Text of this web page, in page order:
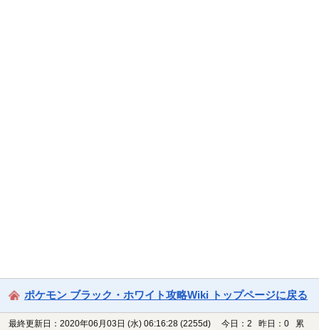
ポケモン ブラック・ホワイト攻略Wiki トップページに戻る
最終更新日：2020年06月03日 (水) 06:16:28 (2255d)
今日：2 昨日：0 累